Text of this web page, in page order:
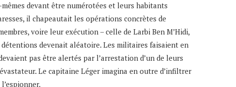
devant être numérotées et leurs habitants
il chapeautait les opérations concrètes de
voire leur exécution – celle de Larbi Ben M’Hidi,
devenait aléatoire. Les militaires faisaient en
pas être alertés par l’arrestation d’un de leurs
Le capitaine Léger imagina en outre d’infiltrer